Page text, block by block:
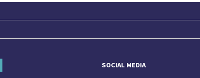
SOCIAL MEDIA